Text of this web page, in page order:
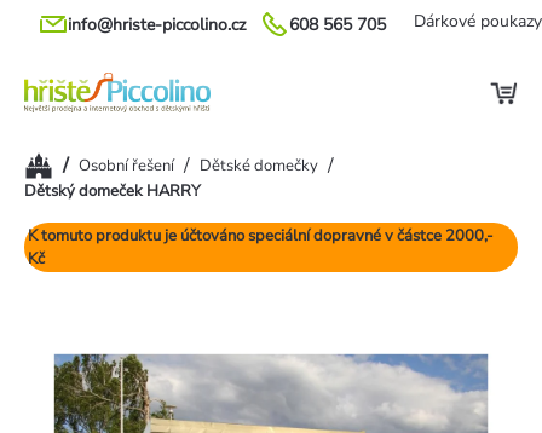
Přejít
608 565 705
info@hriste-piccolino.cz Dárkové poukazy
Domů/ Osobní řešení / Dětské domečky /
Dětský domeček HARRY
K tomuto produktu je účtováno speciální dopravné v částce 2000,-
Kč